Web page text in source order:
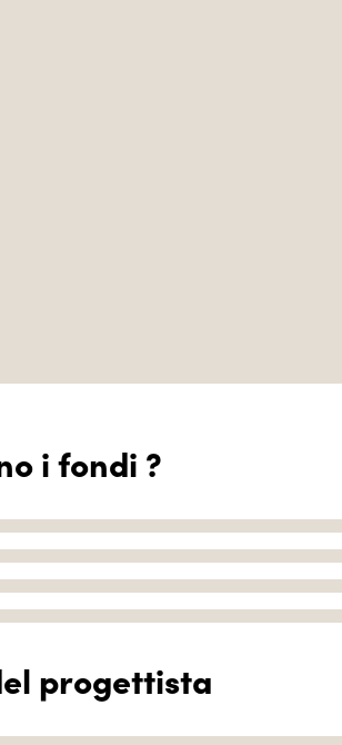
i fondi ?
progettista